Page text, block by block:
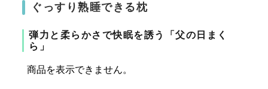
ぐっすり熟睡できる枕
弾力と柔らかさで快眠を誘う「父の日まく
ら」